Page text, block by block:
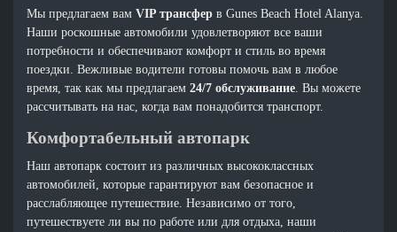
Мы предлагаем вамVIP трансфер в Gunes Beach Hotel Alanya.
Наши роскошные автомобили удовлетворяют все ваши
потребности и обеспечивают комфорт и стиль во время
поездки. Вежливые водители готовы помочь вам в любое
время, так как мы предлагаем24/7 обслуживание . Вы можете
рассчитывать на нас, когда вам понадобится транспорт.
Комфортабельный автопарк
Наш автопарк состоит из различных высококлассных
автомобилей, которые гарантируют вам безопасное и
расслабляющее путешествие. Независимо от того,
путешествуете ли вы по работе или для отдыха, наши